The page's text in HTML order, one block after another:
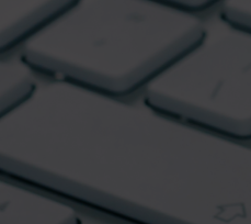
Отправить